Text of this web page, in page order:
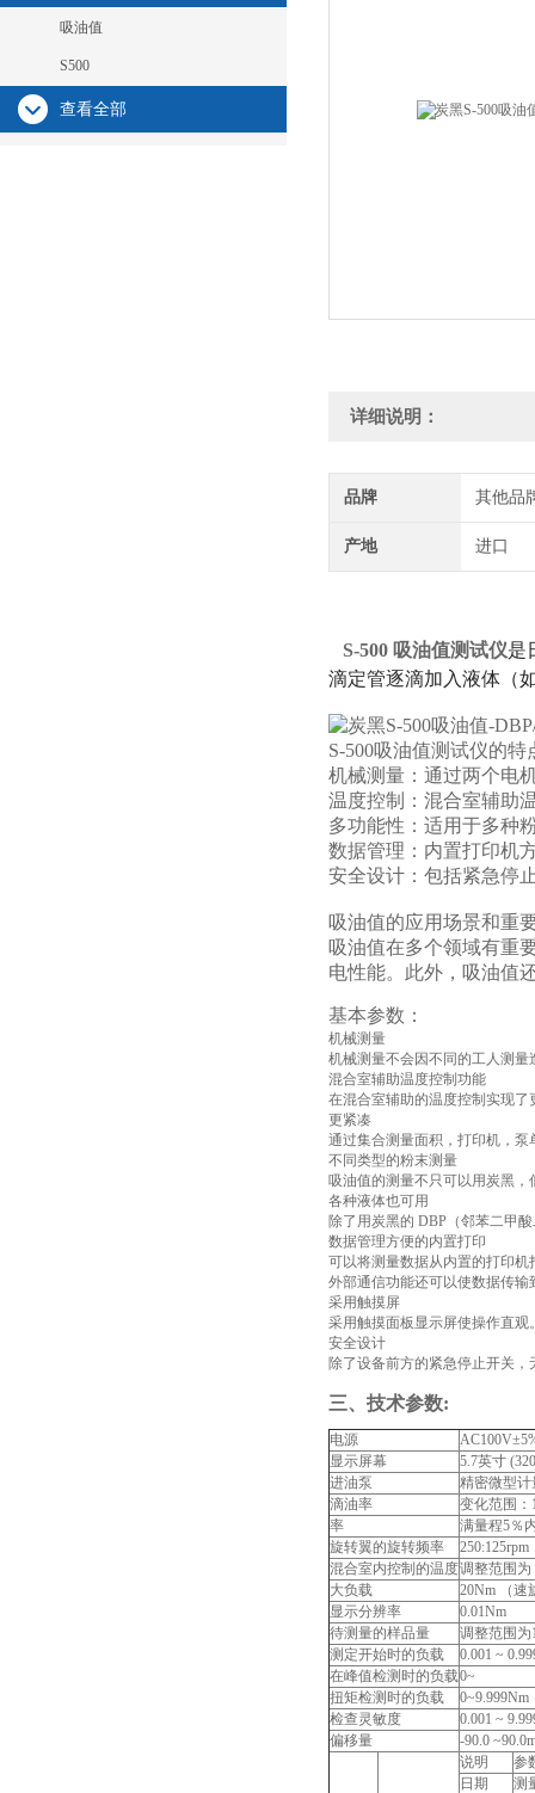
吸油值
S500
查看全部
详细说明：
品牌 其他品
产地 进口
S-500 吸油值测试仪是
滴定管逐滴加入液体（
S-500吸油值测试仪的特
机械测量‌：通过两个电
温度控制‌：混合室辅助
多功能性‌：适用于多种
数据管理‌：内置打印机
安全设计‌：包括紧急停
吸油值的应用场景和重
吸油值在多个领域有重
电性能。此外，吸油值
基本参数：
机械测量
机械测量不会因不同的工人测量
混合室辅助温度控制功能
在混合室辅助的温度控制实现了
更紧凑
通过集合测量面积，打印机，
不同类型的粉末测量
吸油值的测量不只可以用炭黑
各种液体也可用
除了用炭黑的 DBP（邻苯二甲
数据管理方便的内置打印
可以将测量数据从内置的打印
外部通信功能还可以使数据传输
采用触摸屏
采用触摸面板显示屏使操作直观
安全设计
除了设备前方的紧急停止开关
三、技术参数:
电源
显示屏幕
5.7英寸
进油泵
精密微型计
滴油率
变化范围：
率
满量程5％
旋转翼的旋转频率
混合室内控制的温度调整范围为
大负载
20Nm （速
显示分辨率
0.01Nm
待测量的样品量
调整范围为
测定开始时的负载
0.001 ~
在峰值检测时的负载0~
扭矩检测时的负载
0~9.999Nm
检查灵敏度
0.001 ~
偏移量
-90.0
说明
参
日期
测